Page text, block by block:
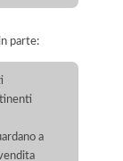
parte:
a